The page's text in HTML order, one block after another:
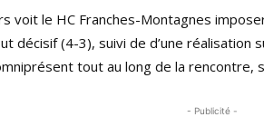
voit le HC Franches-Montagnes
décisif (4-3), suivi de d’une réalisation
tout au long de la rencontre,
- Publicité -